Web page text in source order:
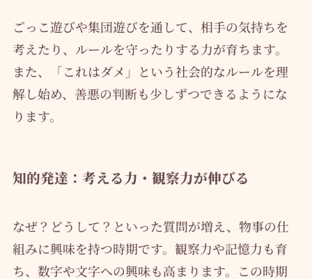
ごっこ遊びや集団遊びを通して、相手の気持ちを
考えたり、ルールを守ったりする力が育ちます。
また、「これはダメ」という社会的なルールを理
解し始め、善悪の判断も少しずつできるようにな
ります。
知的発達：考える力・観察力が伸びる
なぜ？どうして？といった質問が増え、物事の仕
組みに興味を持つ時期です。観察力や記憶力も育
ち、数字や文字への興味も高まります。この時期